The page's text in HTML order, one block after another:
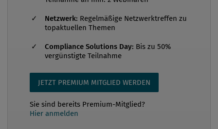
Netzwerk: Regelmäßige Netzwerktreffen zu
topaktuellen Themen
Compliance Solutions Day: Bis zu 50%
vergünstigte Teilnahme
JETZT PREMIUM MITGLIED WERDEN
Sie sind bereits Premium-Mitglied?
Hier anmelden